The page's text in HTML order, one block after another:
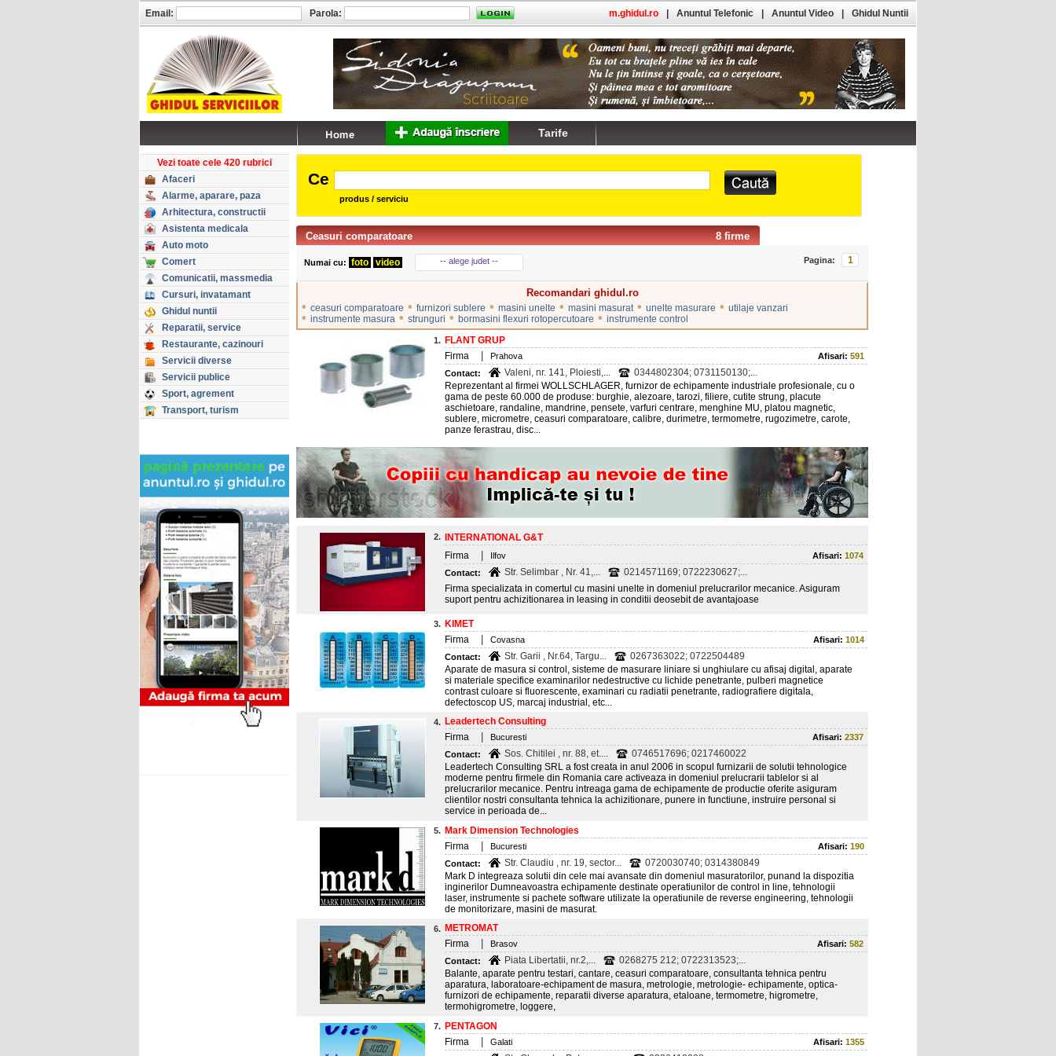
Vezi toate cele 420 rubrici
Afaceri
Alarme, aparare, paza
Arhitectura, constructii
Asistenta medicala
Auto moto
Comert
Comunicatii, massmedia
Cursuri, invatamant
Ghidul nuntii
Reparatii, service
Restaurante, cazinouri
Servicii diverse
Servicii publice
Sport, agrement
Transport, turism
Ce
produs / serviciu
8 firme
Ceasuri comparatoare
Numai cu: foto video -- alege judet -- Pagina: 1
Recomandari ghidul.ro
• ceasuri comparatoare • furnizori sublere • masini unelte • masini masurat • unelte masurare • utilaje vanzari
• instrumente masura • strunguri • bormasini flexuri rotopercutoare • instrumente control
1. FLANT GRUP
Firma
Prahova Afisari: 591
Contact:
Valeni, nr. 141, Ploiesti,...
0344802304; 0731150130;...
Reprezentant al firmei WOLLSCHLAGER, furnizor de echipamente industriale profesionale, cu o
gama de peste 60.000 de produse: burghie, alezoare, tarozi, filiere, cutite strung, placute
aschietoare, randaline, mandrine, pensete, varfuri centrare, menghine MU, platou magnetic,
sublere, micrometre, ceasuri comparatoare, calibre, durimetre, termometre, rugozimetre, carote,
panze ferastrau, disc...
2.
INTERNATIONAL G&T
Firma
Ilfov Afisari: 1074
Contact:
Str. Selimbar , Nr. 41,...
0214571169; 0722230627;...
Firma specializata in comertul cu masini unelte in domeniul prelucrarilor mecanice. Asiguram
suport pentru achizitionarea in leasing in conditii deosebit de avantajoase
3. KIMET
Firma
Covasna Afisari: 1014
Contact:
Str. Garii , Nr.64, Targu...
0267363022; 0722504489
Aparate de masura si control, sisteme de masurare liniare si unghiulare cu afisaj digital, aparate
si materiale specifice examinarilor nedestructive cu lichide penetrante, pulberi magnetice
contrast culoare si fluorescente, examinari cu radiatii penetrante, radiografiere digitala,
defectoscop US, marcaj industrial, etc...
4. Leadertech Consulting
Firma
Bucuresti Afisari: 2337
Contact:
Sos. Chitilei , nr. 88, et....
0746517696; 0217460022
Leadertech Consulting SRL a fost creata in anul 2006 in scopul furnizarii de solutii tehnologice
moderne pentru firmele din Romania care activeaza in domeniul prelucrarii tablelor si al
prelucrarilor mecanice. Pentru intreaga gama de echipamente de productie oferite asiguram
clientilor nostri consultanta tehnica la achizitionare, punere in functiune, instruire personal si
service in perioada de...
5. Mark Dimension Technologies
Firma
Bucuresti Afisari: 190
Contact:
Str. Claudiu , nr. 19, sector...
0720030740; 0314380849
Mark D integreaza solutii din cele mai avansate din domeniul masuratorilor, punand la dispozitia
inginerilor Dumneavoastra echipamente destinate operatiunilor de control in line, tehnologii
laser, instrumente si pachete software utilizate la operatiunile de reverse engineering, tehnologii
de monitorizare, masini de masurat.
6. METROMAT
Firma
Brasov Afisari: 582
Contact:
Piata Libertatii, nr.2,...
0268275 212; 0722313523;...
Balante, aparate pentru testari, cantare, ceasuri comparatoare, consultanta tehnica pentru
aparatura, laboratoare-echipament de masura, metrologie, metrologie- echipamente, optica-
furnizori de echipamente, reparatii diverse aparatura, etaloane, termometre, higrometre,
termohigrometre, loggere,
7. PENTAGON
Firma
Galati Afisari: 1355
Email: Parola: m.ghidul.ro Anuntul Telefonic Anuntul Video Ghidul Nuntii
Tarife